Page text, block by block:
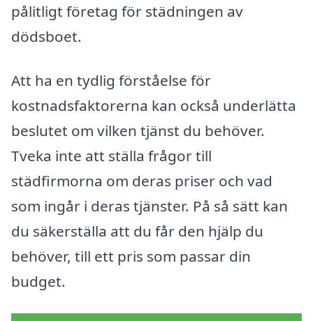
pålitligt företag för städningen av
dödsboet.
Att ha en tydlig förståelse för
kostnadsfaktorerna kan också underlätta
beslutet om vilken tjänst du behöver.
Tveka inte att ställa frågor till
städfirmorna om deras priser och vad
som ingår i deras tjänster. På så sätt kan
du säkerställa att du får den hjälp du
behöver, till ett pris som passar din
budget.